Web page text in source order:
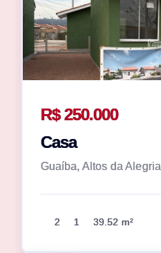
R$ 250.000
Casa
Guaíba, Altos da Alegria
2 1 39.52 m²